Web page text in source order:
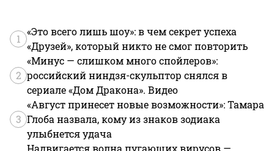
1
«Это всего лишь шоу»: в чем секрет успеха
«Друзей», который никто не смог повторить
2
«Минус — слишком много спойлеров»:
российский ниндзя-скульптор снялся в
сериале «Дом Дракона». Видео
3
«Август принесет новые возможности»: Тамара
Глоба назвала, кому из знаков зодиака
улыбнется удача
Надвигается волна пугающих вирусов —